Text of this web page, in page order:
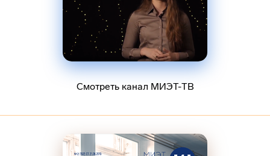
Смотреть канал МИЭТ-ТВ